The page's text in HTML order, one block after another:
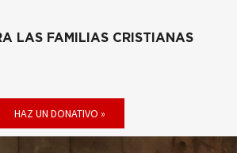
LAS FAMILIAS CRISTIANAS
HAZ UN DONATIVO »